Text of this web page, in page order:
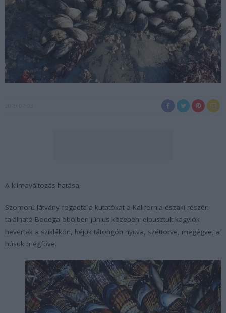
A klímaváltozás hatása.
Szomorú látvány fogadta a kutatókat a Kalifornia északi részén
található Bodega-öbölben június közepén: elpusztult kagylók
hevertek a sziklákon, héjuk tátongón nyitva, széttörve, megégve, a
húsuk megfőve.